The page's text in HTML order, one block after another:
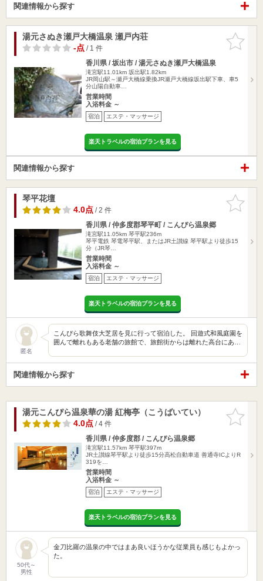
関連情報から探す
お気に入
りに追加
湯元さぬき瀬戸大橋温泉 瀬戸内荘
-点/ 1 件
香川県 / 坂出市 / 湯元さぬき瀬戸大橋温泉
滝宮駅11.01km 坂出駅1.82km
JR岡山駅～瀬戸大橋線乗換JR瀬戸大橋線坂出駅下車、車5
分山陽自動車…
営業時間
入浴料金 ～
宿泊 エステ・マッサージ
楽天トラベルの宿泊プランを見る
関連情報から探す
お気に入
りに追加
琴平花壇
4.0点/ 2 件
香川県 / 仲多度郡琴平町 / こんぴら温泉郷
滝宮駅11.05km 琴平駅236m
琴平電鉄 琴電琴平駅、またはJR土讃線 琴平駅より徒歩15
分（JR琴…
営業時間
入浴料金 ～
宿泊 エステ・マッサージ
楽天トラベルの宿泊プランを見る
匿名
こんぴら歌舞伎大芝居を見に行って宿泊した。 回遊式和風庭園を
囲んで離れもある老舗の旅館で、旅館街からは離れた高台にあ…
関連情報から探す
お気に入
りに追加
湯元こんぴら温泉華の湯 紅梅亭（こうばいてい）
4.0点/ 4 件
香川県 / 仲多度郡 / こんぴら温泉郷
滝宮駅11.57km 琴平駅397m
JR土讃線琴平駅より徒歩15分高松自動車道 善通寺ICよりR
319を…
営業時間
入浴料金 ～
宿泊 エステ・マッサージ
楽天トラベルの宿泊プランを見る
50代～
男性
金刀比羅の温泉の中ではまあ良いほうかな従業員も感じもよかっ
た。